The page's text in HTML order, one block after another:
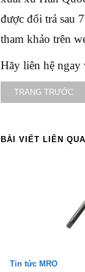
được đổi trả sau
tham khảo trên
Hãy liên hệ
TRANG TRƯỚC
BÀI VIẾT LIÊN
Tin tức MRO